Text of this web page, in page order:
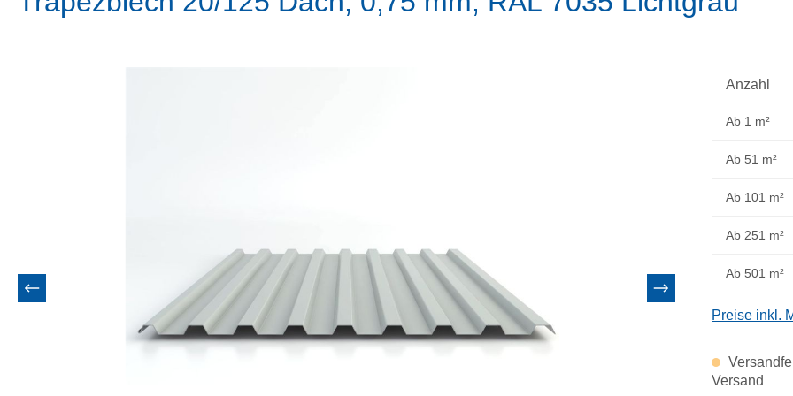
Anzahl
Ab 1 m²
Ab 51 m²
Ab 101 m²
Ab 251 m²
Ab 501 m²
Preise inkl.
Versand